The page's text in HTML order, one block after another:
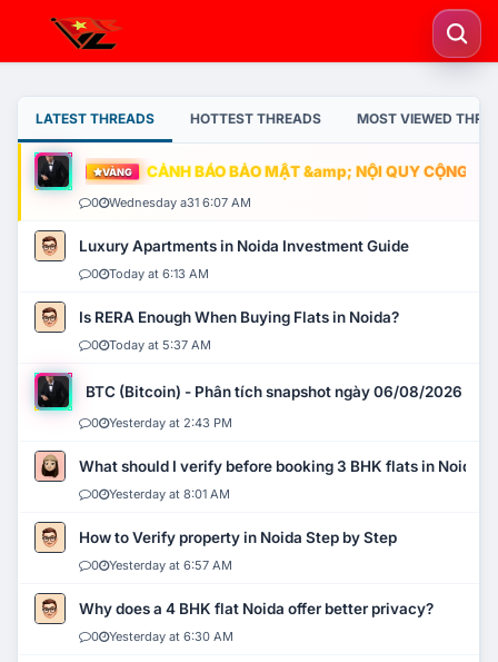
LATEST THREADS HOTTEST THREADS MOST VIEWED
VÀNG CẢNH BÁO BẢO MẬT &amp; NỘI QUY CỘNG
0 Wednesday a31 6:07 AM
Luxury Apartments in Noida Investment Guide
0 Today at 6:13 AM
Is RERA Enough When Buying Flats in Noida?
0 Today at 5:37 AM
BTC (Bitcoin) - Phân tích snapshot ngày 06/08/2026
0 Yesterday at 2:43 PM
What should I verify before booking 3 BHK flats in Noida?
0 Yesterday at 8:01 AM
How to Verify property in Noida Step by Step
0 Yesterday at 6:57 AM
Why does a 4 BHK flat Noida offer better privacy?
0 Yesterday at 6:30 AM